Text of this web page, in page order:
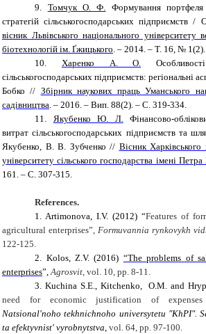
9. Томчук О. Ф. Формування портфеля
стратегій сільськогосподарських
вісник Львівського національного університету
біотехнологій ім. Ґжицького. – 2014. – Т. 16, №
10. Харенко А. О.
сільськогосподарських підприємств: регіональні
Бобко // Збірник наукових праць Уманського
садівництва. – 2016. – Вип. 88(2). – С. 319-334.
11. Якубенко Ю. Л.Фінансово-
витрат сільськогосподарських підприємств та
Якубенко, В. В. Зубченко // Вісник Харківського
університету сільського господарства імені
161. – С. 307-315.
References.
1. Artimonova, I.V. (2012) “Features of
agricultural enterprises”, Formuvannia rynkovykh
122-125.
2. Kolos, Z.V. (2016) “The problems of
enterprises”,Agrosvit, vol. 10, pp. 8-11.
3. Kuchina S.E., Kitchenko, O.M. and
need for economic justification of
Natsional'noho tekhnichnoho universytetu "KhPI".
ta efektyvnist' vyrobnytstva, vol. 64, pp. 97-100.